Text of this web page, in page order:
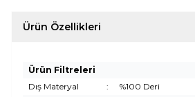
Ürün Özellikleri
Ürün Filtreleri
Dış Materyal
:
%100 Deri